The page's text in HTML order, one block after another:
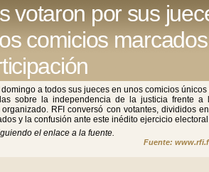
votaron por sus
comicios marcados
a todos sus jueces en unos comicios únicos
sobre la independencia de la justicia frente a
RFI conversó con votantes, divididos
y la confusión ante este inédito ejercicio
el enlace a la fuente.
Fuente: